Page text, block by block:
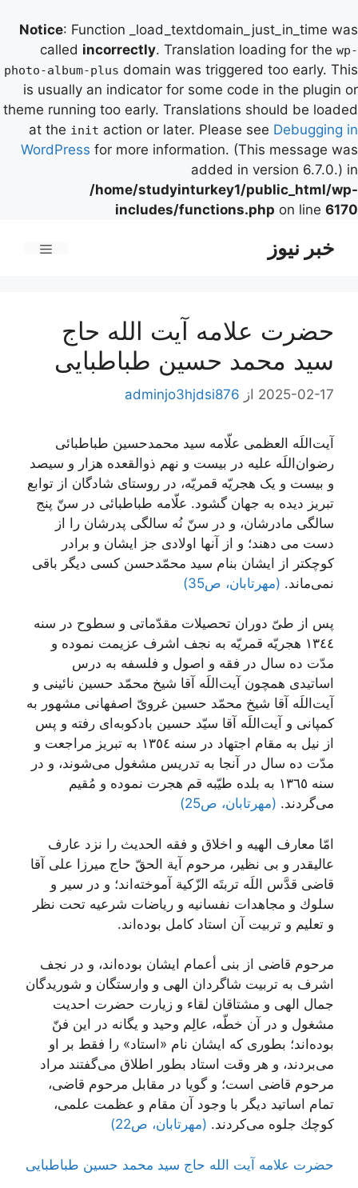
Notice: Function _load_textdomain_just_in_time was
called incorrectly. Translation loading for the wp-
photo-album-plus domain was triggered too early. This
is usually an indicator for some code in the plugin or
theme running too early. Translations should be loaded
at the init action or later. Please see Debugging in
WordPress for more information. (This message was
added in version 6.7.0.) in
/home/studyinturkey1/public_html/wp-
includes/functions.php on line 6170
خبر نیوز
حضرت علامه آیت الله حاج
سید محمد حسین طباطبایی
2025-02-17 از adminjo3hjdsi876
آیت‌اللَه العظمی علّامه سید محمدحسین طباطبائی
رضوان‌اللَه ‌علیه در بيست و نهم ذوالقعده هزار و سيصد
و بيست و يک هجريّه قمريّه، در روستاى شادگان از توابع
تبريز دیده به جهان گشود. علّامه طباطبائى‌ در سنّ پنج
سالگى مادرشان، و در سنّ نُه سالگى پدرشان را از
دست می دهند؛ و از آنها اولادى جز ایشان و برادر
كوچكتر از ایشان بنام‌ سید محمّدحسن‌ كسى دیگر باقى
نمى‌ماند. (مهرتابان، ص35)
پس از طىّ دوران تحصيلات مقدّماتى و سطوح در سنه
١٣٤٤ هجريّه قمريّه به نجف اشرف عزيمت نموده و
مدّت ده سال در فقه و اصول و فلسفه به درس
اساتيدى همچون آيت‌اللَه آقا شيخ محمّد حسين نائينى و
آيت‌اللَه آقا شيخ محمّد حسين غروىّ اصفهانى مشهور به
کمپانى و آيت‌اللَه آقا سيّد حسين بادکوبه‌اى ‌رفته و پس
از نيل به مقام اجتهاد در سنه ١٣٥٤ به تبريز مراجعت و
مدّت ده سال در آنجا به تدريس مشغول مى‌شوند، و در
سنه ١٣٦٥ به بلده طيّبه قم هجرت نموده و مُقيم
مى‌گردند. (مهرتابان، ص25)
امّا معارف الهیه و اخلاق و فقه الحدیث را نزد عارف
عالیقدر و بى نظیر، مرحوم آیة الحقّ‌ حاج میرزا على آقا
قاضى‌ قدَّس اللَه تربتَه الزّكیة آموخته‌اند؛ و در سیر و
سلوك و مجاهدات نفسانیه و ریاضات شرعیه تحت نظر
و تعلیم و تربیت آن استاد كامل بوده‌اند.
مرحوم قاضى از بنى أعمام ایشان بوده‌اند، و در نجف
اشرف به تربیت شاگردان الهى و وارستگان و شوریدگان
جمال الهى و مشتاقان لقاء و زیارت حضرت احدیت
مشغول و در آن خطّه، عالِم وحید و یگانه در این فنّ
بوده‌اند؛ بطوری كه ایشان نام «استاد» را فقط بر او
مى‌بردند، و هر وقت استاد بطور اطلاق مى‌گفتند مراد
مرحوم قاضى است؛ و گویا در مقابل مرحوم قاضى،
تمام اساتید دیگر با وجود آن مقام و عظمت علمى،
كوچك جلوه مى‌كردند. (مهرتابان، ص22)
حضرت علامه آیت الله حاج سید محمد حسین طباطبایی